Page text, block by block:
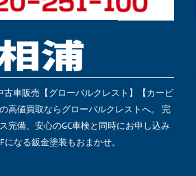
古車販売【グローバルクレスト】【カービ
高値買取ならグローバルクレストへ。 完
完備、安心のGC車検と同時にお申し込み
になる鈑金塗装もおまかせ。